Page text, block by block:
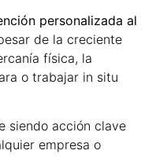
personalizada al
de la creciente
física, la
o trabajar in situ
siendo acción clave
empresa o